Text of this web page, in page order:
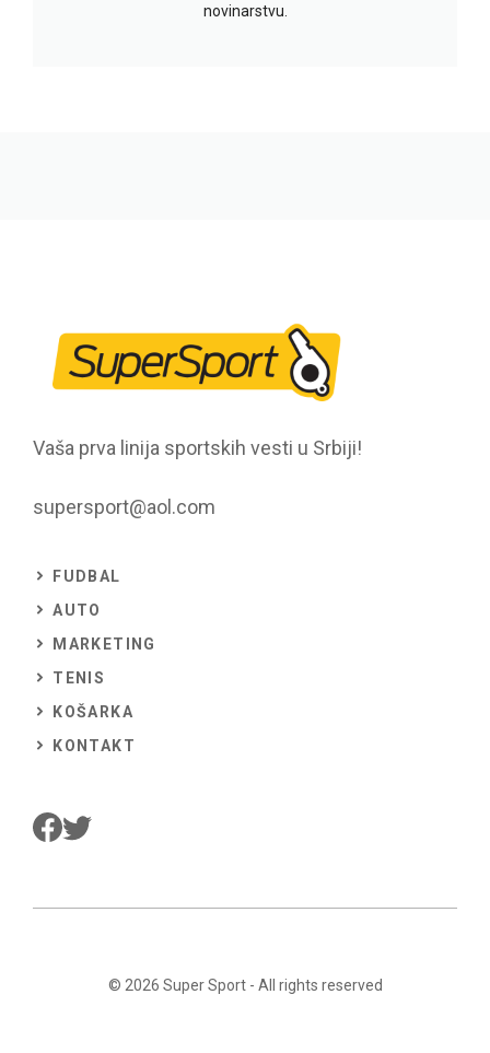
novinarstvu.
Vaša prva linija sportskih vesti u Srbiji!
supersport@aol.com
FUDBAL
AUTO
MARKETING
TENIS
KOŠARKA
KONTAKT
© 2026 Super Sport- All rights reserved